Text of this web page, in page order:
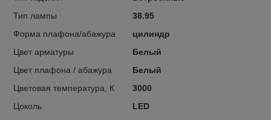
Тип лампы
38.95
Форма плафона/абажура
цилиндр
Цвет арматуры
Белый
Цвет плафона / абажура
Белый
Цветовая температура, К
3000
Цоколь
LED